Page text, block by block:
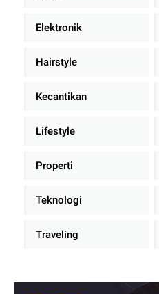
Elektronik
Hairstyle
Kecantikan
Lifestyle
Properti
Teknologi
Traveling